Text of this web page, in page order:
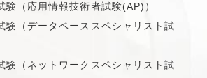
験（応用情報技術者試験(AP)）
験（データベーススペシャリスト試
験（ネットワークスペシャリスト試